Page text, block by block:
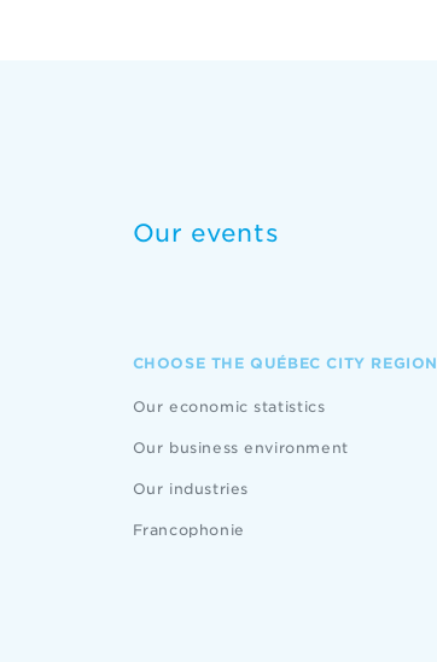
Our events
CHOOSE THE QUÉBEC CITY REGION
Our economic statistics
Our business environment
Our industries
Francophonie